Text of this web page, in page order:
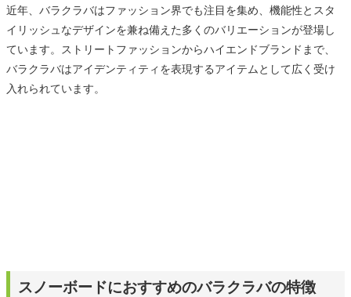
近年、バラクラバはファッション界でも注目を集め、機能性とスタ
イリッシュなデザインを兼ね備えた多くのバリエーションが登場し
ています。ストリートファッションからハイエンドブランドまで、
バラクラバはアイデンティティを表現するアイテムとして広く受け
入れられています。
スノーボードにおすすめのバラクラバの特徴